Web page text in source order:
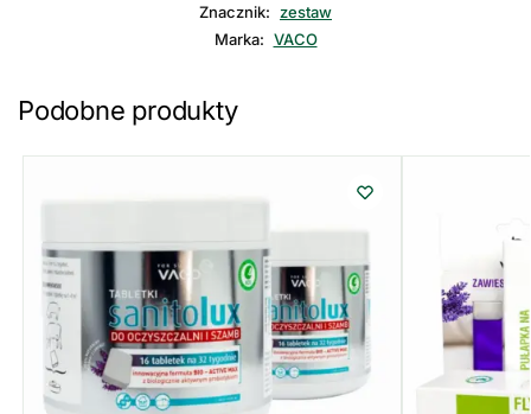
Znacznik: zestaw
Marka: VACO
Podobne produkty